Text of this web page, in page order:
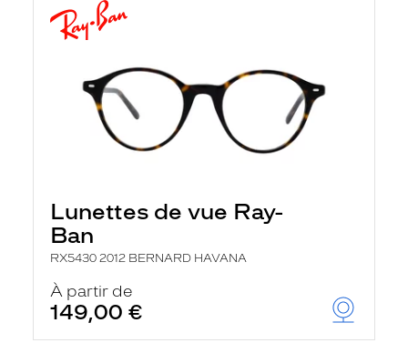
Lunettes de vue Ray-
Ban
RX5430 2012 BERNARD HAVANA
À partir de
149,00 €